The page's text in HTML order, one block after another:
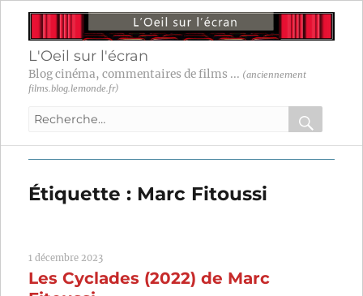
L'Oeil sur l'écran
Blog cinéma, commentaires de films ... (anciennement
films.blog.lemonde.fr)
Recherche
:
OK
Étiquette : Marc Fitoussi
1 décembre 2023
Les Cyclades (2022) de Marc